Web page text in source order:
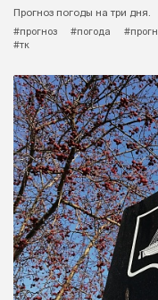
Прогноз погоды на три дня.
#прогноз
#погода
#тк